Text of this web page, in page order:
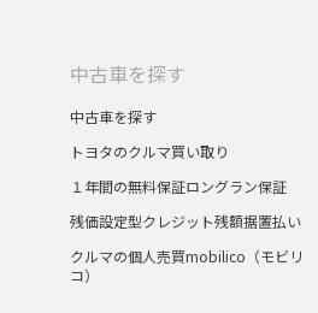
中古車を探す
中古車を探す
トヨタのクルマ買い取り
１年間の無料保証ロングラン保証
残価設定型クレジット残額据置払い
クルマの個人売買mobilico（モビリ
コ）